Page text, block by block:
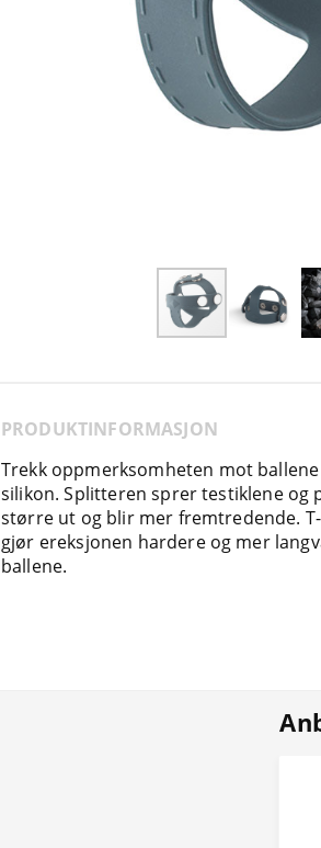
PRODUKTINFORMASJON
Trekk oppmerksomheten mot
silikon. Splitteren sprer testiklene og
større ut og blir mer fremtredende.
gjør ereksjonen hardere og mer
ballene.